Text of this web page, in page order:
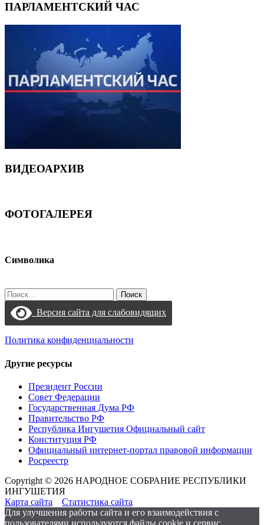
ПАРЛАМЕНТСКИЙ ЧАС
ВИДЕОАРХИВ
ФОТОГАЛЕРЕЯ
Символика
Найти:
Версия сайта для слабовидящих
Политика конфиденциальности
Другие ресурсы
Президент России
Совет Федерации
Государственная Дума РФ
Правительство РФ
Республика Ингушетия Официальный сайт
Конституция РФ
Официальный интернет-портал правовой информации
Росреестр
Copyright © 2026 НАРОДНОЕ СОБРАНИЕ РЕСПУБЛИКИ
ИНГУШЕТИЯ
Карта сайта
Статистика сайта
Для улучшения работы сайта и его взаимодействия с
пользователями используются файлы cookie и сервис